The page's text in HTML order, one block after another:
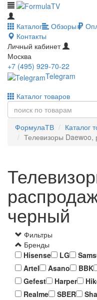
Каталог Обзоры
Контакты
Личный кабинет
Москва
+7 (495) 929-70-22
Telegram
Каталог товаров
ФормулаТВ Каталог
Телевизоры Daewoo,
черный
Фильтры
Бренды
Hisense
LG
Artel
Asano BBK
Gefest
Harper
Realme
SBER